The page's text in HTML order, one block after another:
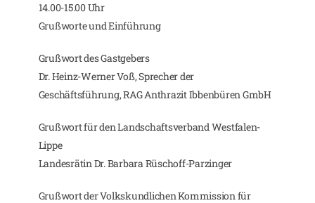
14.00-15.00 Uhr
Grußworte und Einführung
Grußwort des Gastgebers
Dr. Heinz-Werner Voß, Sprecher der
Geschäftsführung, RAG Anthrazit Ibbenbüren GmbH
Grußwort für den Landschaftsverband Westfalen-
Lippe
Landesrätin Dr. Barbara Rüschoff-Parzinger
Grußwort der Volkskundlichen Kommission für